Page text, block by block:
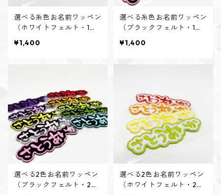
選べる糸色お名前ワッペン
（ホワイトフェルト・1個
¥1,400
選べる糸色お名前ワッペン
（ブラックフェルト・1個
¥1,400
選べる2色お名前ワッペン
（ブラックフェルト・2個
選べる2色お名前ワッペン
（ホワイトフェルト・2個